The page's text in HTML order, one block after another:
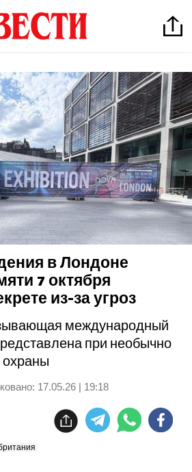
в Лондоне
7 октября
из-за угроз
международный
при необычно
17.05.26 | 19:18